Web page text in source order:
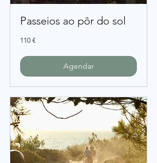
Passeios ao pôr do sol
110
euros
110 €
Agendar